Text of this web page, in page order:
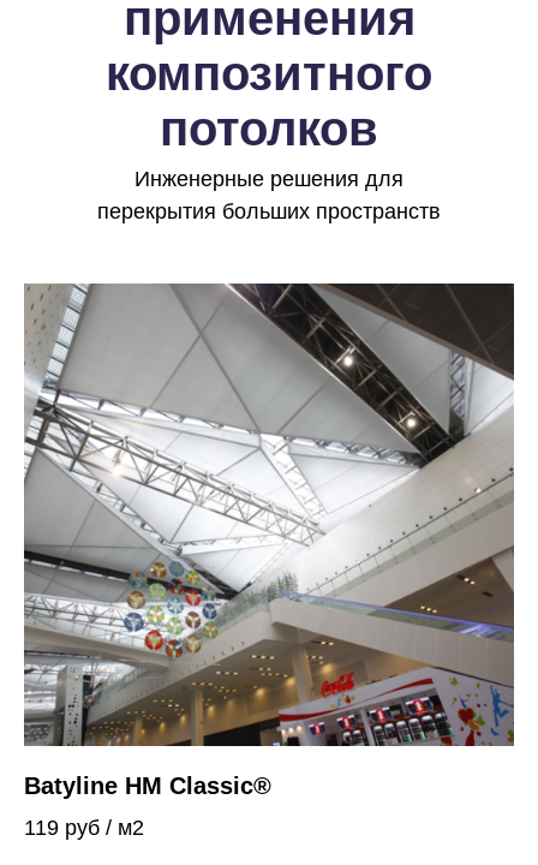
применения
композитного
потолков
Инженерные решения для
перекрытия больших пространств
Batyline HM Classic®
119 руб / м2